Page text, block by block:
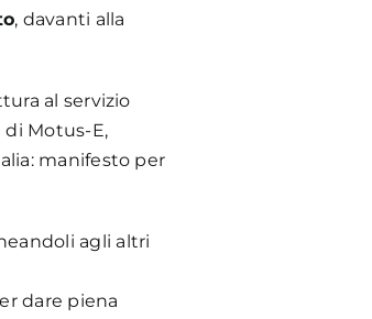
, davanti alla
al servizio
Motus-E,
manifesto per
agli altri
dare piena